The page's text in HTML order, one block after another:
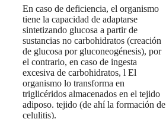
En caso de deficiencia, el organismo
tiene la capacidad de adaptarse
sintetizando glucosa a partir de
sustancias no carbohidratos (creación
de glucosa por gluconeogénesis), por
el contrario, en caso de ingesta
excesiva de carbohidratos, l El
organismo lo transforma en
triglicéridos almacenados en el tejido
adiposo. tejido (de ahí la formación de
celulitis).